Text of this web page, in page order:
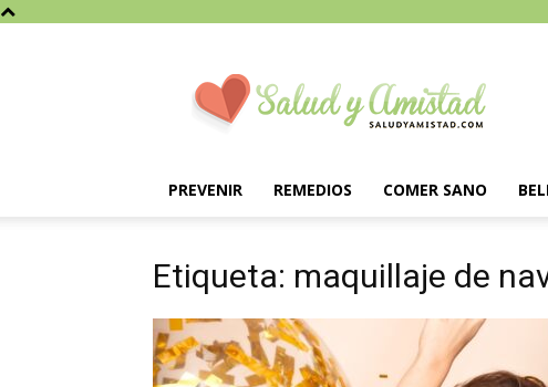
PREVENIR REMEDIOS COMER SANO
Etiqueta: maquillaje de